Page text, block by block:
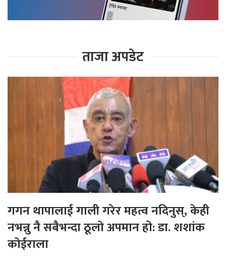
ताजा अपडेट
गगन थापालाई गाली गरेर महत्व नदिनुस्, केही
नभन्नु नै सबैभन्दा ठूलो अपमान हो: डा. शशांक
कोईराला